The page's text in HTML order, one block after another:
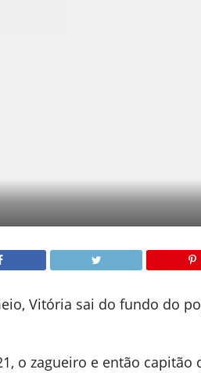
Vitória sai do fundo do
o zagueiro e então